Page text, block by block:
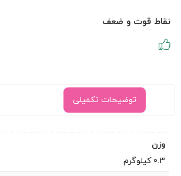
نقاط قوت و ضعف
توضیحات تکمیلی
وزن
0.3 کیلوگرم